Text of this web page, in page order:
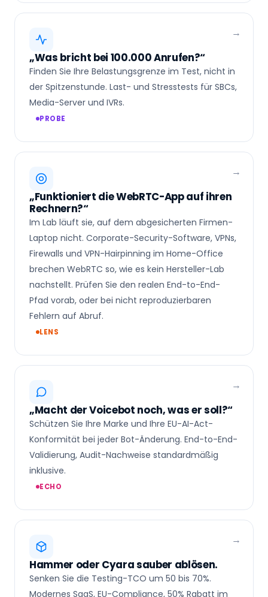
„Was bricht bei 100.000 Anrufen?“
Finden Sie Ihre Belastungsgrenze im Test, nicht in
der Spitzenstunde. Last- und Stresstests für SBCs,
Media-Server und IVRs.
PROBE
„Funktioniert die WebRTC-App auf ihren
Rechnern?“
Im Lab läuft sie, auf dem abgesicherten Firmen-
Laptop nicht. Corporate-Security-Software, VPNs,
Firewalls und VPN-Hairpinning im Home-Office
brechen WebRTC so, wie es kein Hersteller-Lab
nachstellt. Prüfen Sie den realen End-to-End-
Pfad vorab, oder bei nicht reproduzierbaren
Fehlern auf Abruf.
LENS
„Macht der Voicebot noch, was er soll?“
Schützen Sie Ihre Marke und Ihre EU-AI-Act-
Konformität bei jeder Bot-Änderung. End-to-End-
Validierung, Audit-Nachweise standardmäßig
inklusive.
ECHO
Hammer oder Cyara sauber ablösen.
Senken Sie die Testing-TCO um 50 bis 70%.
Modernes SaaS, EU-Compliance, 50% Rabatt im